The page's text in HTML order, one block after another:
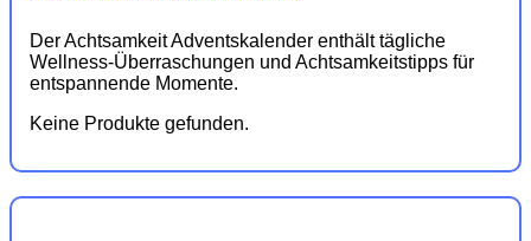
Der Achtsamkeit Adventskalender enthält tägliche
Wellness-Überraschungen und Achtsamkeitstipps für
entspannende Momente.
Keine Produkte gefunden.